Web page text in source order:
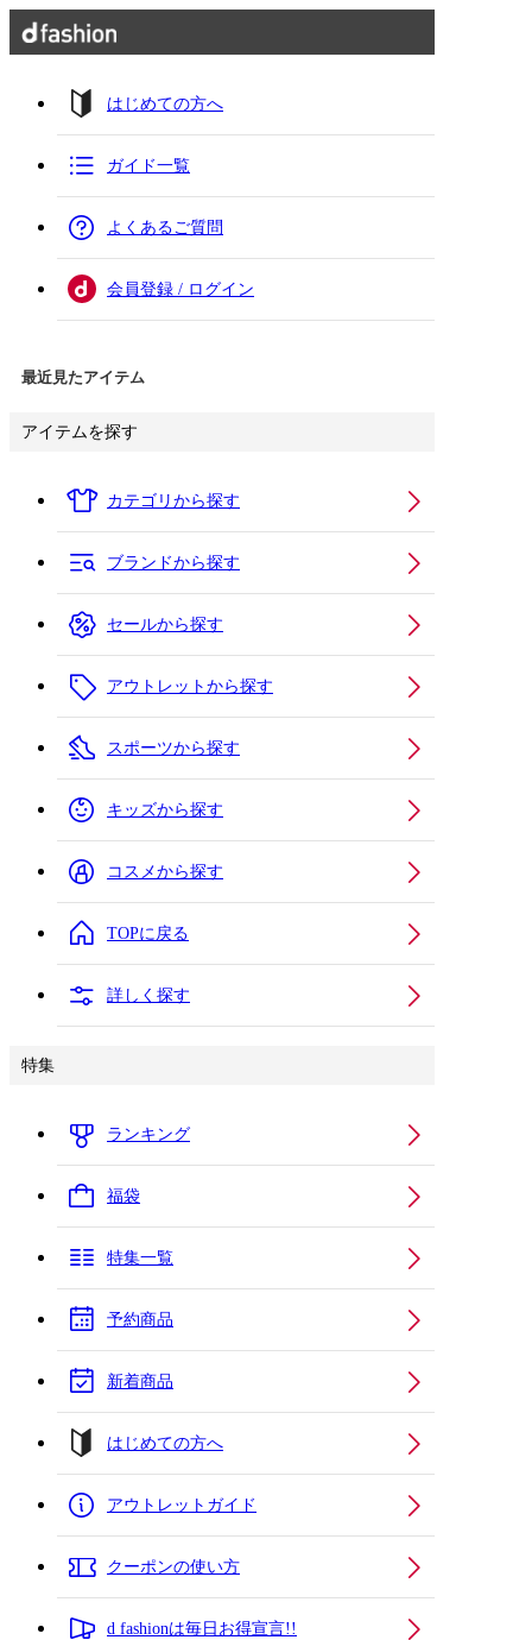
はじめての方へ
ガイド一覧
よくあるご質問
会員登録 / ログイン
最近見たアイテム
アイテムを探す
カテゴリから探す
ブランドから探す
セールから探す
アウトレットから探す
スポーツから探す
キッズから探す
コスメから探す
TOPに戻る
詳しく探す
特集
ランキング
福袋
特集一覧
予約商品
新着商品
はじめての方へ
アウトレットガイド
クーポンの使い方
d fashionは毎日お得宣言!!